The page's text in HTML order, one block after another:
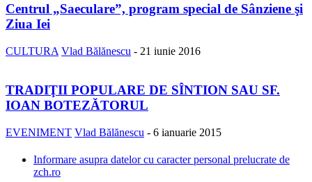
Centrul „Saeculare”, program special de Sânziene şi
Ziua Iei
CULTURA Vlad Bălănescu - 21 iunie 2016
TRADIŢII POPULARE DE SÎNTION SAU SF.
IOAN BOTEZĂTORUL
EVENIMENT Vlad Bălănescu - 6 ianuarie 2015
Informare asupra datelor cu caracter personal prelucrate de
zch.ro